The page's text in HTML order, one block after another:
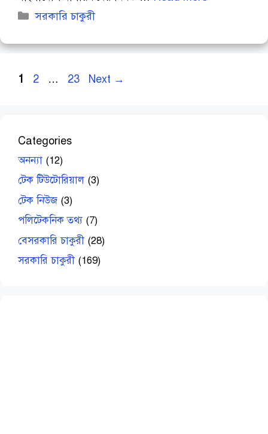
Categories
সরকারি চাকুরী
Page
1 Page
2 … Page
23 Next →
Categories
অনন্যা (12)
টেক টিউটোরিয়াল (3)
টেক নিউজ (3)
পলিটেকনিক তথ্য (7)
বেসরকারি চাকুরী(28)
সরকারি চাকুরী(169)